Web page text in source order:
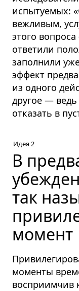
испытуемых:
вежливым,
этого
ответили
заполнили
эффект
из одного
другое —
отказать в
Идея 2
В
так
момент
моменты
восприимчив